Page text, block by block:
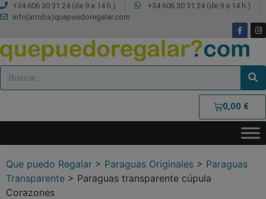
+34 606 30 31 24 (de 9 a 14 h.)
+34 606 30 31 24 (de 9 a 14 h.)
info(arroba)quepuedoregalar.com
0,00 €
Que puedo Regalar > Paraguas Originales > Paraguas
Transparente > Paraguas transparente cúpula
Corazones